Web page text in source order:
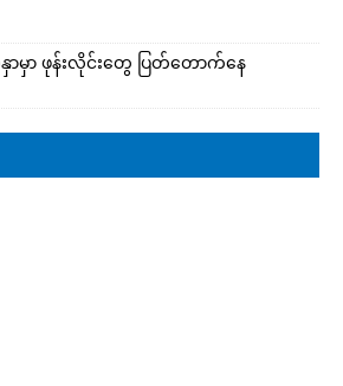
ာမှာ ဖုန်းလိုင်းတွေ ပြတ်တောက်နေ